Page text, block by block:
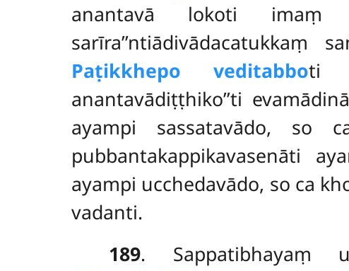
anantavā lokoti imaṃ
Paṭikkhepo veditabboti
anantavādiṭṭhiko’’ti
ayampi sassatavādo, so
pubbantakappikavasenāti
ayampi ucchedavādo, so ca
vadanti.
189. Sappatibhayaṃ